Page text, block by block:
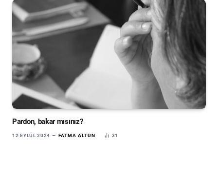
Pardon, bakar mısınız?
12 EYLÜL 2024 FATMA ALTUN 31